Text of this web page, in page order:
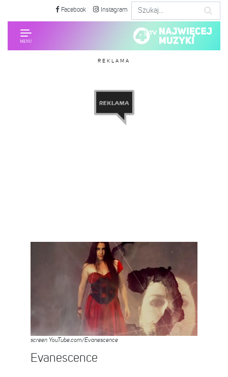
Facebook Instagram
REKLAMA
screen YouTube.com/Evanescence
Evanescence